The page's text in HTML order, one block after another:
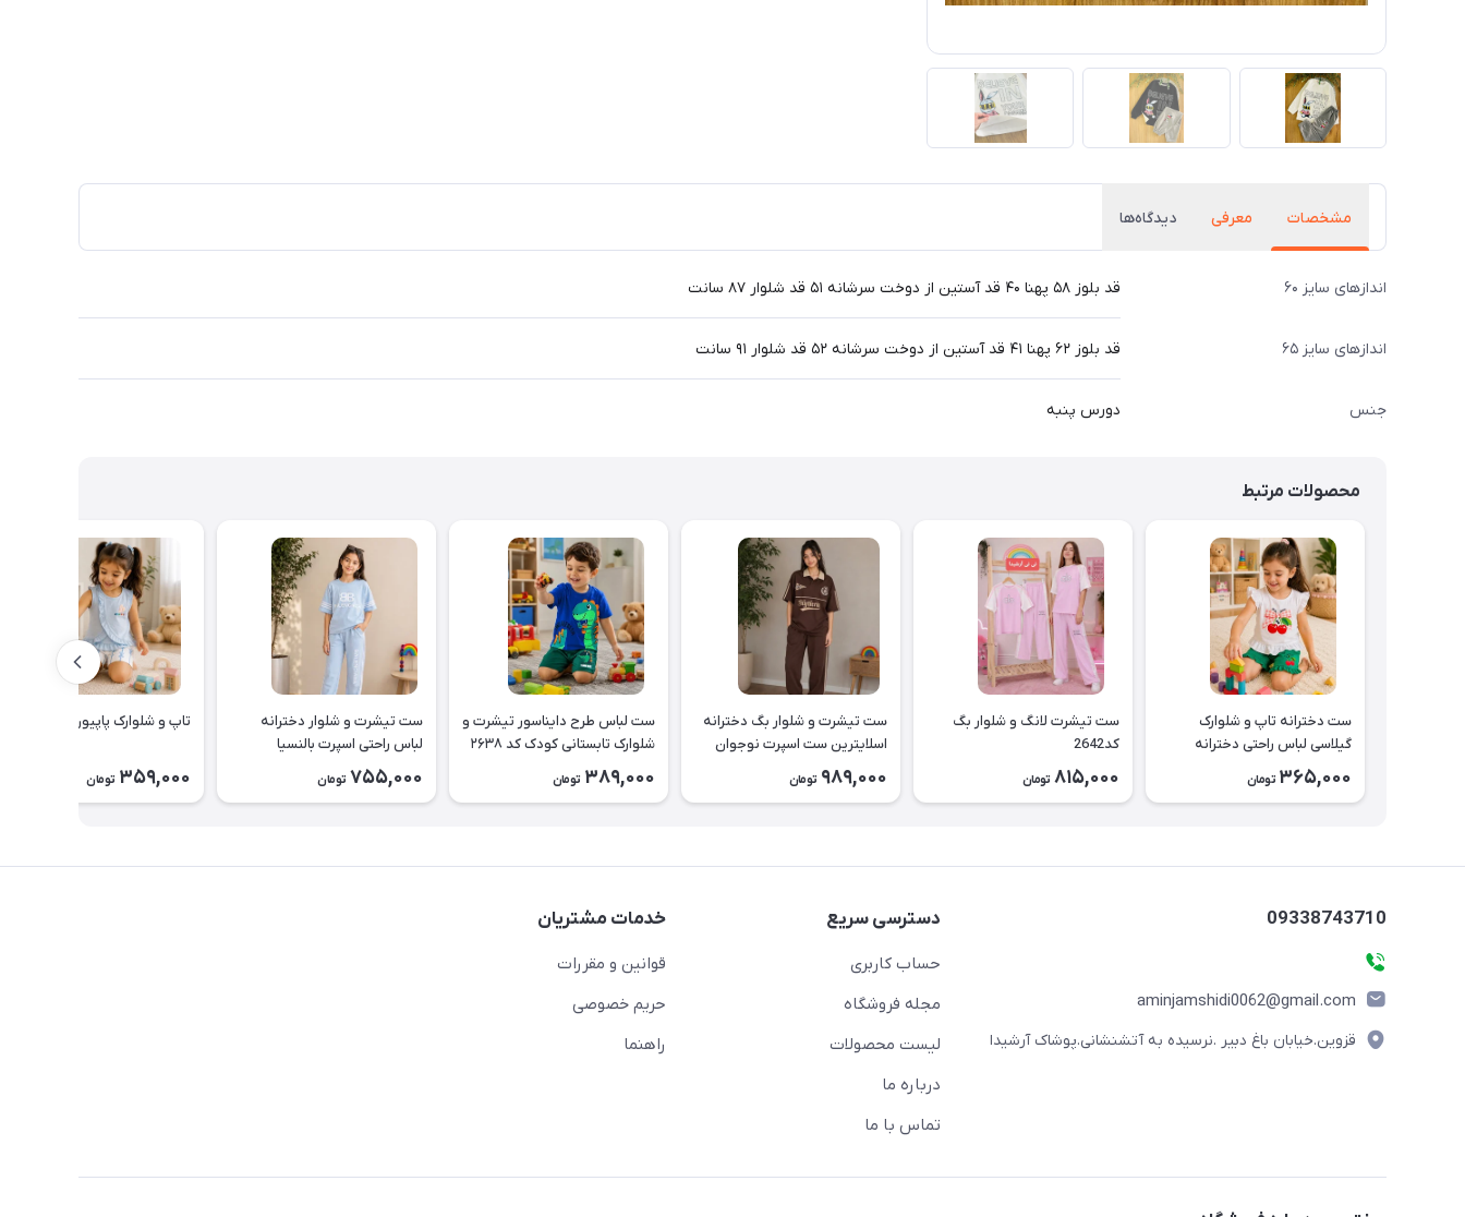
مشخصات معرفی دیدگاه‌ها
اندازهای سایز ۶۰ قد بلوز ۵۸ پهنا ۴۰ قد آستین از دوخت سرشانه ۵۱ قد شلوار ۸۷ سانت
اندازهای سایز ۶۵ قد بلوز ۶۲ پهنا ۴۱ قد آستین از دوخت سرشانه ۵۲ قد شلوار ۹۱ سانت
جنس دورس پنبه
محصولات مرتبط
ست دخترانه تاپ و شلوارک
گیلاسی لباس راحتی دخترانه
365,000 تومان
ست تیشرت لانگ و شلوار بگ
کد2642
815,000 تومان
ست تیشرت و شلوار بگ دخترانه
اسلایترین ست اسپرت نوجوان
989,000 تومان
ست لباس طرح دایناسور تیشرت و
شلوارک تابستانی کودک کد ۲۶۳۸
389,000 تومان
ست تیشرت و شلوار دخترانه
لباس راحتی اسپرت بالنسیا
دخترانه۲۶۳۷
755,000 تومان
تاپ و شلوارک پاپیون کد ۲۶۳۵
359,000 تومان
09338743710
aminjamshidi0062@gmail.com
قزوین.خیابان باغ دبیر .نرسیده به آتشنشانی.پوشاک آرشیدا
دسترسی سریع
حساب کاربری
مجله فروشگاه
لیست محصولات
درباره ما
تماس با ما
خدمات مشتریان
قوانین و مقررات
حریم خصوصی
راهنما